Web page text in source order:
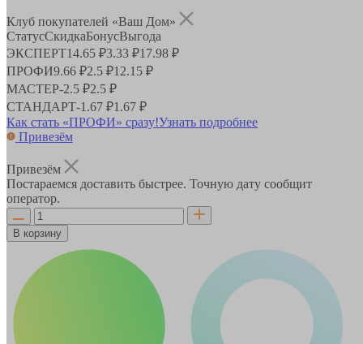
Клуб покупателей «Ваш Дом»
СтатусСкидкаБонусВыгода
ЭКСПЕРТ14.65 ₽3.33 ₽17.98 ₽
ПРОФИ9.66 ₽2.5 ₽12.15 ₽
МАСТЕР-2.5 ₽2.5 ₽
СТАНДАРТ-1.67 ₽1.67 ₽
Как стать «ПРОФИ» сразу!Узнать подробнее
Привезём
Привезём
Постараемся доставить быстрее. Точную дату сообщит
оператор.
В корзину